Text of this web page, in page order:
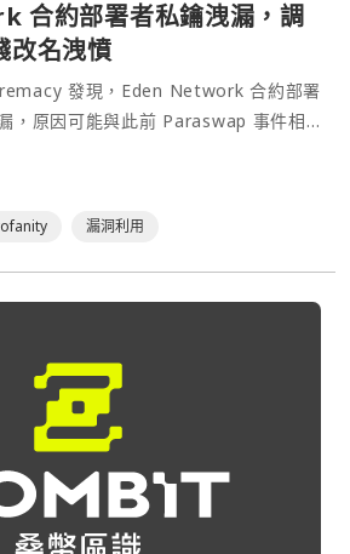
合約部署者私鑰洩漏，調
改名洩憤
發現，Eden Network 合約部署
，原因可能與此前 Paraswap 事件相
器 Profanity 的漏洞有關。由於該地址
移，因此不會對項目本身造成⋯
漏洞利用